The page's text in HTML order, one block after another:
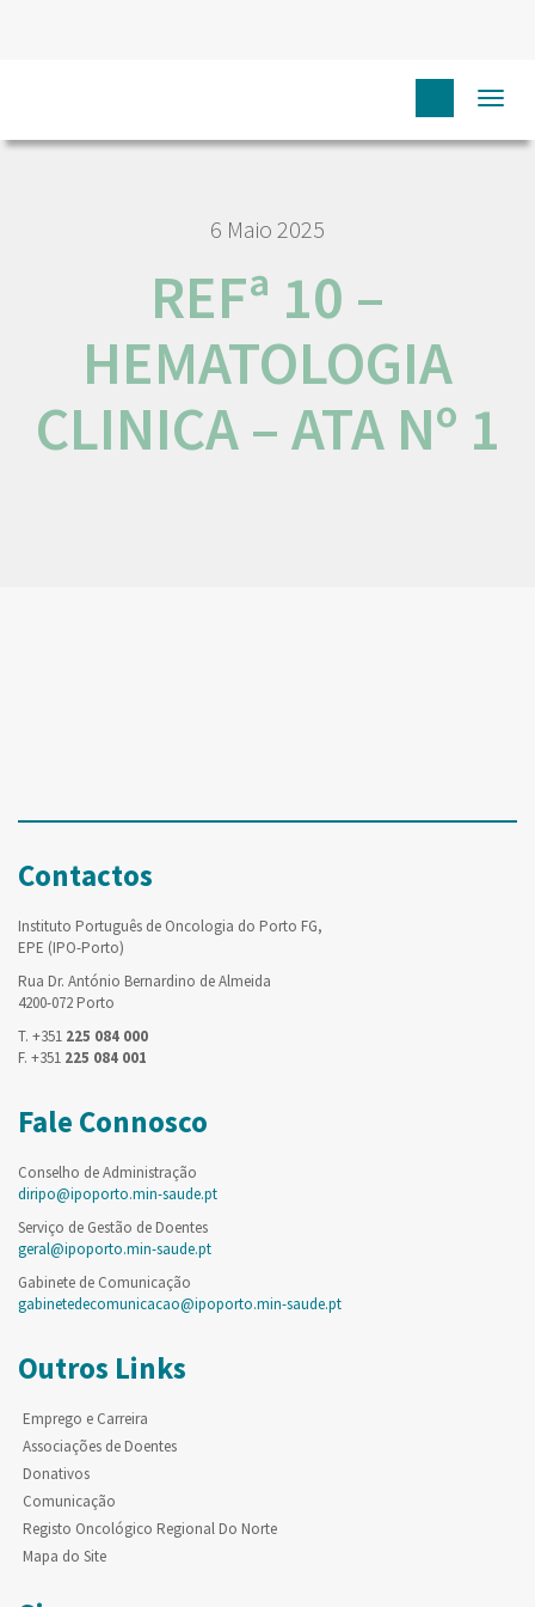
6 Maio 2025
REFª 10 –
HEMATOLOGIA
CLINICA – ATA Nº 1
Contactos
Instituto Português de Oncologia do Porto FG,
EPE (IPO-Porto)
Rua Dr. António Bernardino de Almeida
4200-072 Porto
T. +351 225 084 000
F. +351 225 084 001
Fale Connosco
Conselho de Administração
diripo@ipoporto.min-saude.pt
Serviço de Gestão de Doentes
geral@ipoporto.min-saude.pt
Gabinete de Comunicação
gabinetedecomunicacao@ipoporto.min-saude.pt
Outros Links
Emprego e Carreira
Associações de Doentes
Donativos
Comunicação
Registo Oncológico Regional Do Norte
Mapa do Site